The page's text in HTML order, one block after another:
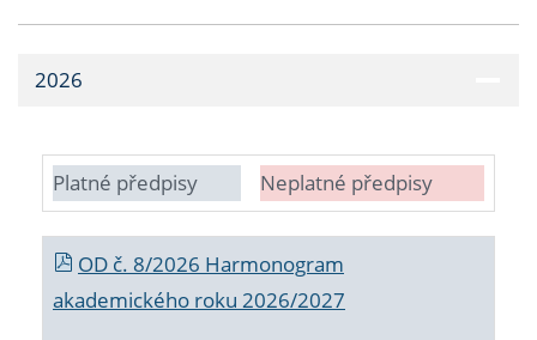
2026
Platné předpisy Neplatné předpisy
OD č. 8/2026 Harmonogram
akademického roku 2026/2027